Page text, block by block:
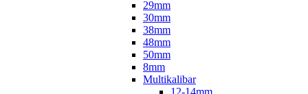
29mm
30mm
38mm
48mm
50mm
8mm
Multikalibar